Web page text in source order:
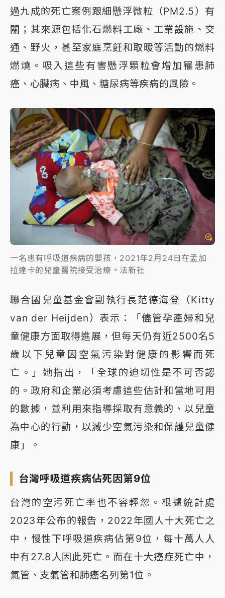
過九成的死亡案例跟細懸浮微粒（PM2.5）有
關；其來源包括化石燃料工廠、工業設施、交
通、野火，甚至家庭烹飪和取暖等活動的燃料
燃燒。吸入這些有害懸浮顆粒會增加罹患肺
癌、心臟病、中風、糖尿病等疾病的風險。
一名患有呼吸道疾病的嬰孩，2021年2月24日在孟加
拉達卡的兒童醫院接受治療。法新社
聯合國兒童基金會副執行長范德海登（Kitty
van der Heijden）表示：「儘管孕產婦和兒
童健康方面取得進展，但每天仍有近2500名5
歲以下兒童因空氣污染對健康的影響而死
亡。」她指出，「全球的迫切性是不可否認
的。政府和企業必須考慮這些估計和當地可用
的數據，並利用來指導採取有意義的、以兒童
為中心的行動，以減少空氣污染和保護兒童健
康」。
台灣呼吸道疾病佔死因第9位
台灣的空污死亡率也不容輕忽。根據統計處
2023年公布的報告，2022年國人十大死亡之
中，慢性下呼吸道疾病佔第9位，每十萬人人
中有27.8人因此死亡。而在十大癌症死亡中，
氣管、支氣管和肺癌名列第1位。